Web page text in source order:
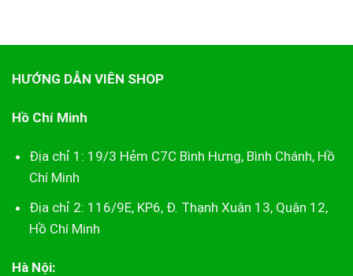
HƯỚNG DẪN VIÊN SHOP
Hồ Chí Minh
Địa chỉ 1: 19/3 Hẻm C7C Bình Hưng, Bình Chánh, Hồ
Chí Minh
Địa chỉ 2: 116/9E, KP6, Đ. Thạnh Xuân 13, Quận 12,
Hồ Chí Minh
Hà Nội: